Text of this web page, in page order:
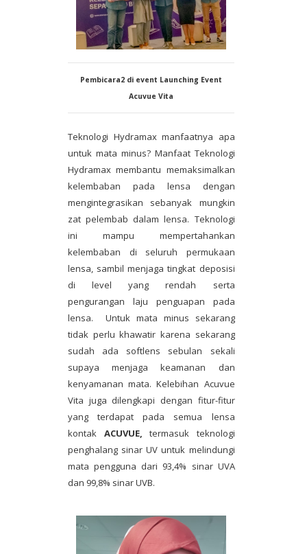
Pembicara2 di event Launching Event
Acuvue Vita
Teknologi Hydramax manfaatnya apa
untuk mata minus? Manfaat Teknologi
Hydramax membantu memaksimalkan
kelembaban pada lensa dengan
mengintegrasikan sebanyak mungkin
zat pelembab dalam lensa. Teknologi
ini mampu mempertahankan
kelembaban di seluruh permukaan
lensa, sambil menjaga tingkat deposisi
di level yang rendah serta
pengurangan laju penguapan pada
lensa. Untuk mata minus sekarang
tidak perlu khawatir karena sekarang
sudah ada softlens sebulan sekali
supaya menjaga keamanan dan
kenyamanan mata. Kelebihan Acuvue
Vita juga dilengkapi dengan fitur-fitur
yang terdapat pada semua lensa
kontak ACUVUE,termasuk teknologi
penghalang sinar UV untuk melindungi
mata pengguna dari 93,4% sinar UVA
dan 99,8% sinar UVB.